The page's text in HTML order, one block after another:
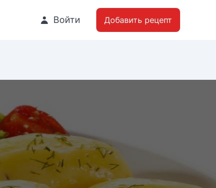
Войти Добавить рецепт